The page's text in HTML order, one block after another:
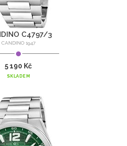
C4797/3
CANDINO 1947
5 190 Kč
SKLADEM